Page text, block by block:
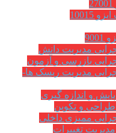
10015
مدیریت دانش
بازرسی و آزمون
مدیریت ریسک ها-
و اندازه گیری
و تکوین
ممیزی داخلی
تغییرات